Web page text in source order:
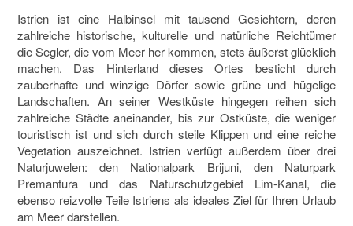
Istrien ist eine Halbinsel mit tausend Gesichtern, deren
zahlreiche historische, kulturelle und natürliche Reichtümer
die Segler, die vom Meer her kommen, stets äußerst glücklich
machen. Das Hinterland dieses Ortes besticht durch
zauberhafte und winzige Dörfer sowie grüne und hügelige
Landschaften. An seiner Westküste hingegen reihen sich
zahlreiche Städte aneinander, bis zur Ostküste, die weniger
touristisch ist und sich durch steile Klippen und eine reiche
Vegetation auszeichnet. Istrien verfügt außerdem über drei
Naturjuwelen: den Nationalpark Brijuni, den Naturpark
Premantura und das Naturschutzgebiet Lim-Kanal, die
ebenso reizvolle Teile Istriens als ideales Ziel für Ihren Urlaub
am Meer darstellen.